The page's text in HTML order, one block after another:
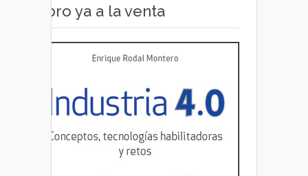
Libro ya a la venta